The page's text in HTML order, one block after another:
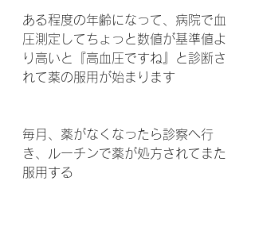
ある程度の年齢になって、病院で血
圧測定してちょっと数値が基準値よ
り高いと『高血圧ですね』と診断さ
れて薬の服用が始まります
毎月、薬がなくなったら診察へ行
き、ルーチンで薬が処方されてまた
服用する